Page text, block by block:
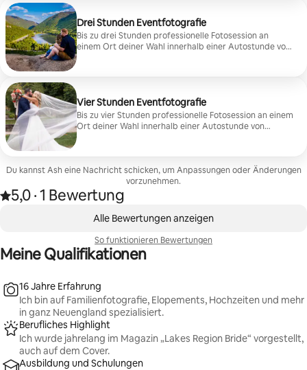
Leinwände sind über eine Online-Galerie erhältlich.
Beinhaltet Elopements, Familie, Porträt, Senior,
Verlobung, Heiratsanträge, Mutterschaft und
Drei Stunden Eventfotografie
Bis zu drei Stunden professionelle Fotosession an
einem Ort deiner Wahl innerhalb einer Autostunde von
Galerie mit allen hochauflösenden Bildern.
Vier Stunden Eventfotografie
Bis zu vier Stunden professionelle Fotosession an einem
Ort deiner Wahl innerhalb einer Autostunde von
kleine Hochzeiten! Bilder sind leicht retuschiert.
Bereitgestellt von einer Online-Galerie mit allen
hochauflösenden Bildern.
Du kannst Ash eine Nachricht schicken, um Anpassungen oder Änderungen
vorzunehmen.
Mit 5,0 von 5 Sternen bewertet, basierend auf 1 Bewertung
5,0
, ·1 Bewertung
Alle Bewertungen anzeigen
So funktionieren Bewertungen
Meine Qualifikationen
16 Jahre Erfahrung
Ich bin auf Familienfotografie, Elopements, Hochzeiten und mehr
in ganz Neuengland spezialisiert.
Berufliches Highlight
Ich wurde jahrelang im Magazin „Lakes Region Bride“ vorgestellt,
auch auf dem Cover.
Ausbildung und Schulungen